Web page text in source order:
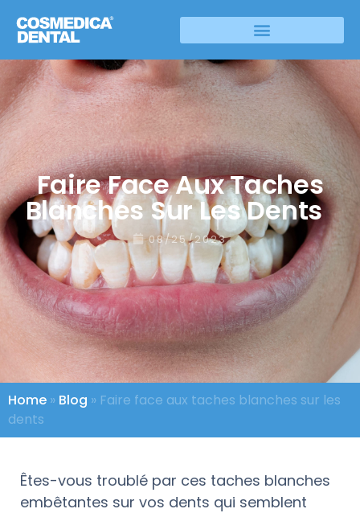
Faire Face Aux Taches
Blanches Sur Les Dents
08/25/2023
Home » Blog » Faire face aux taches blanches sur les
dents
Êtes-vous troublé par ces taches blanches
embêtantes sur vos dents qui semblent